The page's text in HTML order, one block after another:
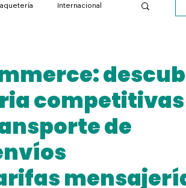
Internacional
Envíos Islas Canarias
entre particulares
competitivas
de